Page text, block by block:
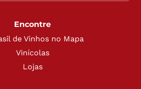
Encontre
de Vinhos no Mapa
Vinícolas
Lojas